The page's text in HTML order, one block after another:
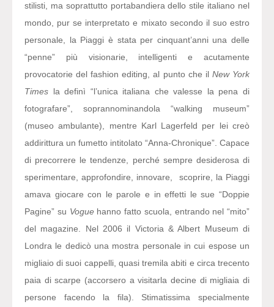
stilisti, ma soprattutto portabandiera dello stile italiano nel
mondo, pur se interpretato e mixato secondo il suo estro
personale, la Piaggi è stata per cinquant’anni una delle
“penne” più visionarie, intelligenti e acutamente
provocatorie del fashion editing, al punto che il New York
Times la definì “l’unica italiana che valesse la pena di
fotografare”, soprannominandola “walking museum”
(museo ambulante), mentre Karl Lagerfeld per lei creò
addirittura un fumetto intitolato “Anna-Chronique”. Capace
di precorrere le tendenze, perché sempre desiderosa di
sperimentare, approfondire, innovare, scoprire, la Piaggi
amava giocare con le parole e in effetti le sue “Doppie
Pagine” su Voguehanno fatto scuola, entrando nel “mito”
del magazine. Nel 2006 il Victoria & Albert Museum di
Londra le dedicò una mostra personale in cui espose un
migliaio di suoi cappelli, quasi tremila abiti e circa trecento
paia di scarpe (accorsero a visitarla decine di migliaia di
persone facendo la fila). Stimatissima specialmente